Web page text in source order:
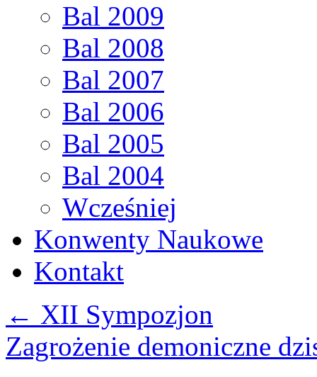
Bal 2009
Bal 2008
Bal 2007
Bal 2006
Bal 2005
Bal 2004
Wcześniej
Konwenty Naukowe
Kontakt
← XII Sympozjon
Zagrożenie demoniczne